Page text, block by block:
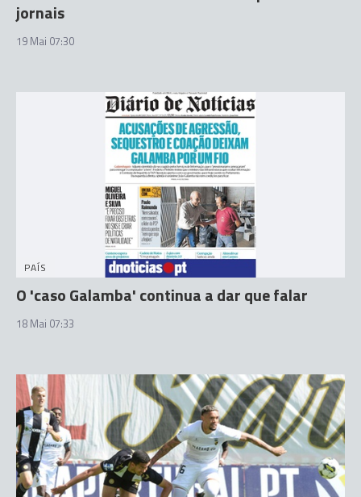
jornais
19 Mai 07:30
PAÍS
O 'caso Galamba' continua a dar que falar
18 Mai 07:33